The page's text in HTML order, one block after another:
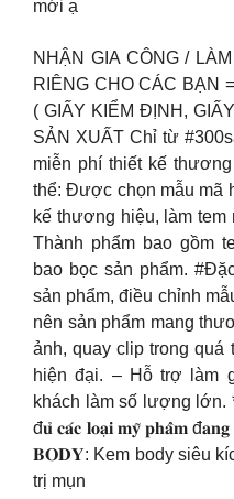
mới ạ
NHẬN GIA CÔNG /
RIÊNG CHO CÁC BẠN
( GIẤY KIỂM ĐỊNH,
SẢN XUẤT Chỉ từ
miễn phí thiết kế
thể: Được chọn mẫu mã
kế thương hiệu, làm tem
Thành phẩm bao gồm
bao bọc sản phẩm.
sản phẩm, điều chỉnh
nên sản phẩm mang
ảnh, quay clip trong quá
hiện đại. – Hỗ trợ làm
khách làm số lượng lớn.
đ𝐮̉ 𝐜𝐚́𝐜 𝐥𝐨𝐚̣𝐢 𝐦𝐲̃ 𝐩𝐡𝐚̂̉𝐦
𝐁𝐎𝐃𝐘: Kem body siêu
trị mụn